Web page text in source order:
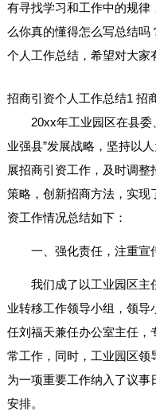
有寻找学习和工作中的规律
么你真的懂得怎么写总结吗
个人工作总结，希望对大家
招商引资个人工作总结1
20xx年工业园区在县委
业强县”发展战略，坚持以
展招商引资工作，及时调
策略，创新招商方法，实现
资工作情况总结如下：
一、强化责任，注重宣
我们成了以工业园区主
业转移工作领导小组，领导
任刘福天兼任办公室主任，
常工作，同时，工业园区领
为一项重要工作纳入了议
安排。
招